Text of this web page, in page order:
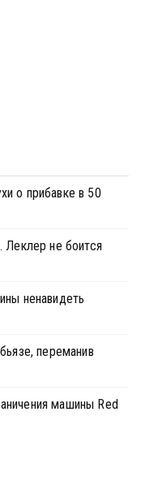
о прибавке в 50
Леклер не боится
ненавидеть
переманив
машины Red